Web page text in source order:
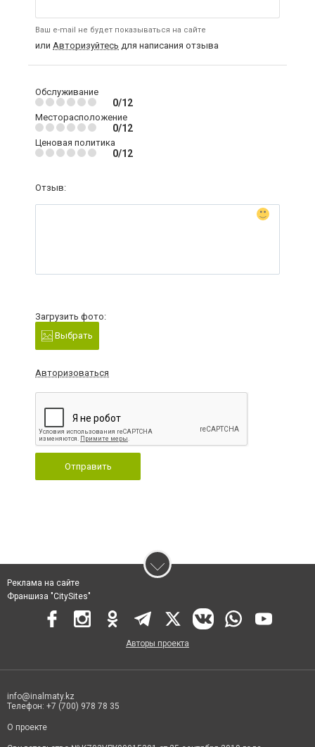
Ваш e-mail не будет показываться на сайте
или Авторизуйтесь для написания отзыва
Обслуживание
0/12
Месторасположение
0/12
Ценовая политика
0/12
Отзыв:
Загрузить фото:
Выбрать
Авторизоваться
Отправить
Реклама на сайте
Франшиза "CitySites"
Авторы проекта
info@inalmaty.kz
Телефон: +7 (700) 978 78 35
О проекте